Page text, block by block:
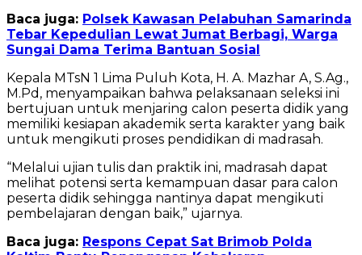
Baca juga: Polsek Kawasan Pelabuhan Samarinda
Tebar Kepedulian Lewat Jumat Berbagi, Warga
Sungai Dama Terima Bantuan Sosial
Kepala MTsN 1 Lima Puluh Kota, H. A. Mazhar A, S.Ag.,
M.Pd, menyampaikan bahwa pelaksanaan seleksi ini
bertujuan untuk menjaring calon peserta didik yang
memiliki kesiapan akademik serta karakter yang baik
untuk mengikuti proses pendidikan di madrasah.
“Melalui ujian tulis dan praktik ini, madrasah dapat
melihat potensi serta kemampuan dasar para calon
peserta didik sehingga nantinya dapat mengikuti
pembelajaran dengan baik,” ujarnya.
Baca juga: Respons Cepat Sat Brimob Polda